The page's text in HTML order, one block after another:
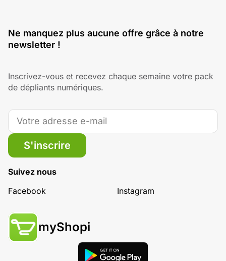
Ne manquez plus aucune offre grâce à notre
newsletter !
Inscrivez-vous et recevez chaque semaine votre pack
de dépliants numériques.
S'inscrire
Suivez nous
Facebook
Instagram
myShopi